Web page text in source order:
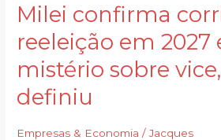
Milei confirma
reeleição em 2027
mistério sobre
definiu
Empresas & Economia /Jacques
Milei
corrida
à
reeleição
em
2027